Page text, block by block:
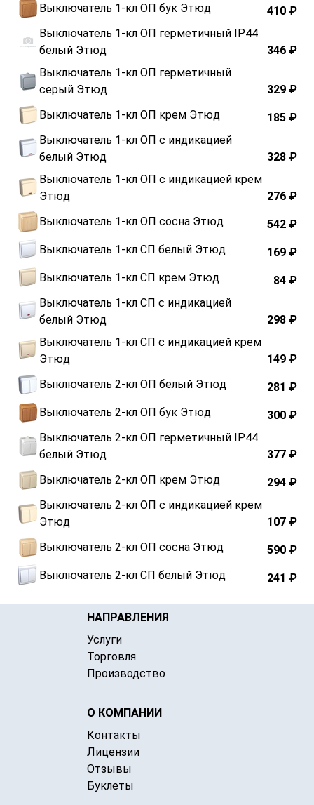
Выключатель 1-кл ОП бук Этюд
410 ₽
Выключатель 1-кл ОП герметичный IP44
белый Этюд
346 ₽
Выключатель 1-кл ОП герметичный
серый Этюд
329 ₽
Выключатель 1-кл ОП крем Этюд
185 ₽
Выключатель 1-кл ОП с индикацией
белый Этюд
328 ₽
Выключатель 1-кл ОП с индикацией крем
Этюд
276 ₽
Выключатель 1-кл ОП сосна Этюд
542 ₽
Выключатель 1-кл СП белый Этюд
169 ₽
Выключатель 1-кл СП крем Этюд
84 ₽
Выключатель 1-кл СП с индикацией
белый Этюд
298 ₽
Выключатель 1-кл СП с индикацией крем
Этюд
149 ₽
Выключатель 2-кл ОП белый Этюд
281 ₽
Выключатель 2-кл ОП бук Этюд
300 ₽
Выключатель 2-кл ОП герметичный IP44
белый Этюд
377 ₽
Выключатель 2-кл ОП крем Этюд
294 ₽
Выключатель 2-кл ОП с индикацией крем
Этюд
107 ₽
Выключатель 2-кл ОП сосна Этюд
590 ₽
Выключатель 2-кл СП белый Этюд
241 ₽
НАПРАВЛЕНИЯ
Услуги
Торговля
Производство
О КОМПАНИИ
Контакты
Лицензии
Отзывы
Буклеты